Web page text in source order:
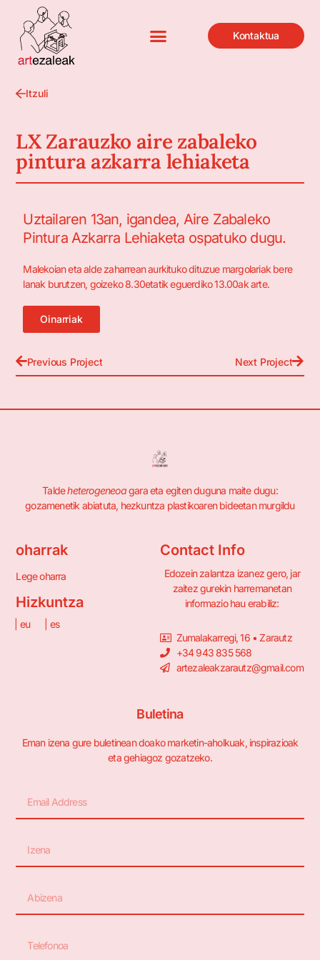
Kontaktua
Itzuli
LX Zarauzko aire zabaleko
pintura azkarra lehiaketa
Uztailaren 13an, igandea, Aire Zabaleko
Pintura Azkarra Lehiaketa ospatuko dugu.
Malekoian eta alde zaharrean aurkituko dituzue margolariak bere
lanak burutzen, goizeko 8.30etatik eguerdiko 13.00ak arte.
Oinarriak
Previous Project Next Project
Taldeheterogeneoagara eta egiten duguna maite dugu:
gozamenetik abiatuta, hezkuntza plastikoaren bideetan murgildu
oharrak
Lege oharra
Hizkuntza
| eu | es
Contact Info
Edozein zalantza izanez gero, jar
zaitez gurekin harremanetan
informazio hau erabiliz:
Zumalakarregi, 16 • Zarautz
+34 943 835 568
artezaleakzarautz@gmail.com
Buletina
Eman izena gure buletinean doako marketin-aholkuak, inspirazioak
eta gehiagoz gozatzeko.